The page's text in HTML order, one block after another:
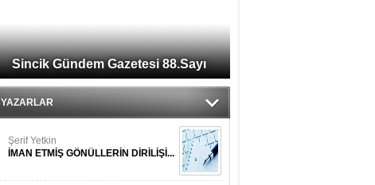
Sincik Gündem Gazetesi 88.Sayı
YAZARLAR
Şerif Yetkin
İMAN ETMİŞ GÖNÜLLERİN DİRİLİŞİ...